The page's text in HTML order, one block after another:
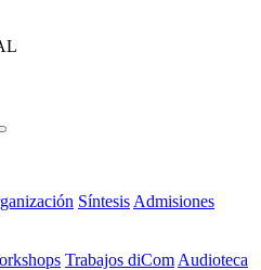
Síntesis Admisiones
Trabajos diCom Audioteca